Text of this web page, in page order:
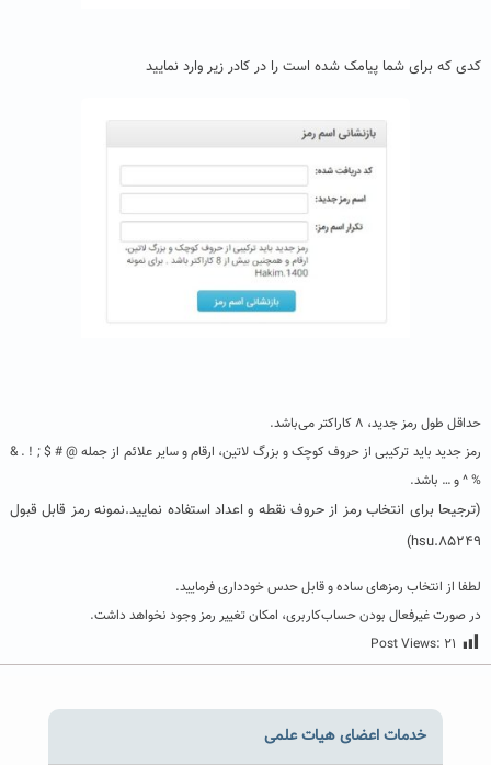
کدی که برای شما پیامک شده است را در کادر زیر وارد نمایید
حداقل طول رمز جدید، ۸ کاراکتر می‌باشد.
رمز جدید باید ترکیبی از حروف کوچک و بزرگ لاتین، ارقام و سایر علائم از جمله @ # $ ; ! . &
% ^ و … باشد.
(ترجیحا برای انتخاب رمز از حروف نقطه و اعداد استفاده نمایید.نمونه رمز قابل قبول
hsu.85249)
لطفا از انتخاب رمز‌های ساده و قابل حدس خودداری فرمایید.
در صورت غیرفعال بودن حساب‌کاربری، امکان تغییر رمز وجود نخواهد داشت.
Post Views: ۲۱
خدمات اعضای هیات علمی